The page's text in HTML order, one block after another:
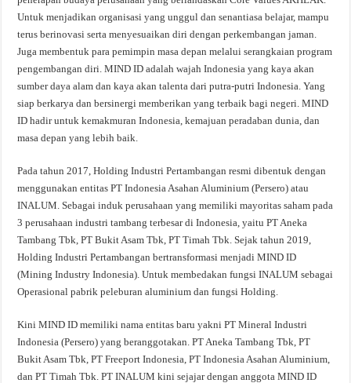
Untuk menjadikan organisasi yang unggul dan senantiasa belajar, mampu
terus berinovasi serta menyesuaikan diri dengan perkembangan jaman.
Juga membentuk para pemimpin masa depan melalui serangkaian program
pengembangan diri. MIND ID adalah wajah Indonesia yang kaya akan
sumber daya alam dan kaya akan talenta dari putra-putri Indonesia. Yang
siap berkarya dan bersinergi memberikan yang terbaik bagi negeri. MIND
ID hadir untuk kemakmuran Indonesia, kemajuan peradaban dunia, dan
masa depan yang lebih baik.
Pada tahun 2017, Holding Industri Pertambangan resmi dibentuk dengan
menggunakan entitas PT Indonesia Asahan Aluminium (Persero) atau
INALUM. Sebagai induk perusahaan yang memiliki mayoritas saham pada
3 perusahaan industri tambang terbesar di Indonesia, yaitu PT Aneka
Tambang Tbk, PT Bukit Asam Tbk, PT Timah Tbk. Sejak tahun 2019,
Holding Industri Pertambangan bertransformasi menjadi MIND ID
(Mining Industry Indonesia). Untuk membedakan fungsi INALUM sebagai
Operasional pabrik peleburan aluminium dan fungsi Holding.
Kini MIND ID memiliki nama entitas baru yakni PT Mineral Industri
Indonesia (Persero) yang beranggotakan. PT Aneka Tambang Tbk, PT
Bukit Asam Tbk, PT Freeport Indonesia, PT Indonesia Asahan Aluminium,
dan PT Timah Tbk. PT INALUM kini sejajar dengan anggota MIND ID